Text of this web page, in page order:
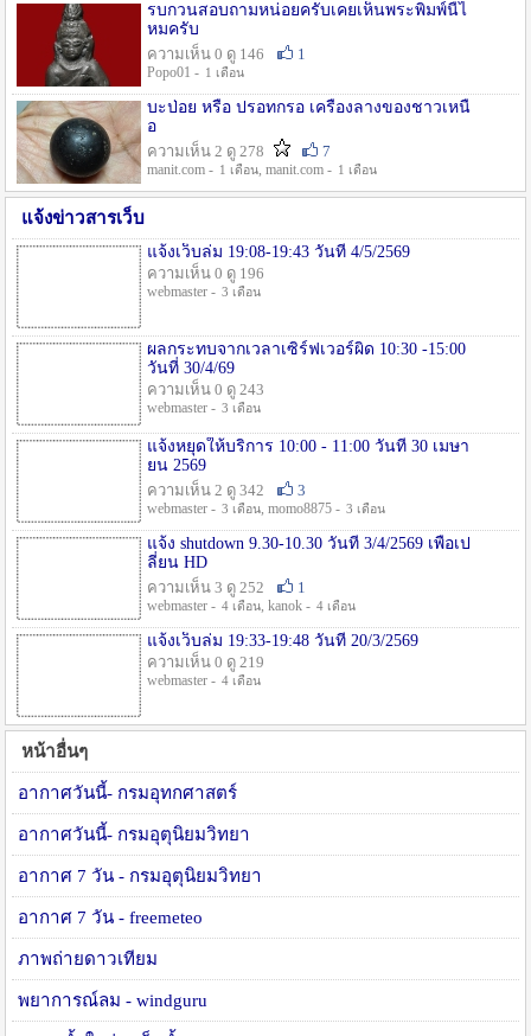
รบกวนสอบถามหน่อยครับเคยเห็นพระพิมพ์นี้ไ
หมครับ
ความเห็น 0 ดู 146
1
Popo01 - 1 เดือน
บะป่อย หรือ ปรอทกรอ เครื่องลางของชาวเหนื
อ
ความเห็น 2 ดู 278
7
manit.com - 1 เดือน, manit.com - 1 เดือน
แจ้งข่าวสารเว็บ
แจ้งเว็บล่ม 19:08-19:43 วันที่ 4/5/2569
ความเห็น 0 ดู 196
webmaster - 3 เดือน
ผลกระทบจากเวลาเซิร์ฟเวอร์ผิด 10:30 -15:00
วันที่ 30/4/69
ความเห็น 0 ดู 243
webmaster - 3 เดือน
แจ้งหยุดให้บริการ 10:00 - 11:00 วันที่ 30 เมษา
ยน 2569
ความเห็น 2 ดู 342
3
webmaster - 3 เดือน, momo8875 - 3 เดือน
แจ้ง shutdown 9.30-10.30 วันที่ 3/4/2569 เพื่อเป
ลี่ยน HD
ความเห็น 3 ดู 252
1
webmaster - 4 เดือน, kanok - 4 เดือน
แจ้งเว็บล่ม 19:33-19:48 วันที่ 20/3/2569
ความเห็น 0 ดู 219
webmaster - 4 เดือน
หน้าอื่นๆ
อากาศวันนี้- กรมอุทกศาสตร์
อากาศวันนี้- กรมอุตุนิยมวิทยา
อากาศ 7 วัน - กรมอุตุนิยมวิทยา
อากาศ 7 วัน - freemeteo
ภาพถ่ายดาวเทียม
พยาการณ์ลม - windguru